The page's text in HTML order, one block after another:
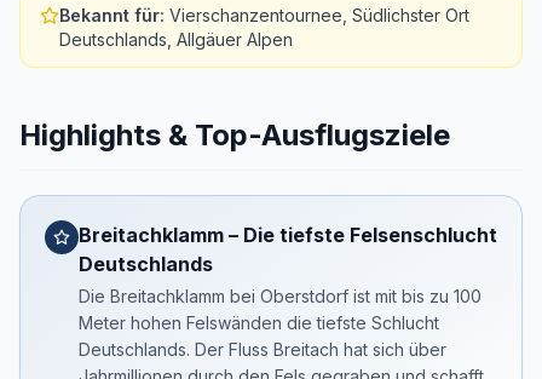
Bekannt für: Vierschanzentournee, Südlichster Ort
Deutschlands, Allgäuer Alpen
Highlights & Top-Ausflugsziele
Breitachklamm – Die tiefste Felsenschlucht
Deutschlands
Die Breitachklamm bei Oberstdorf ist mit bis zu 100
Meter hohen Felswänden die tiefste Schlucht
Deutschlands. Der Fluss Breitach hat sich über